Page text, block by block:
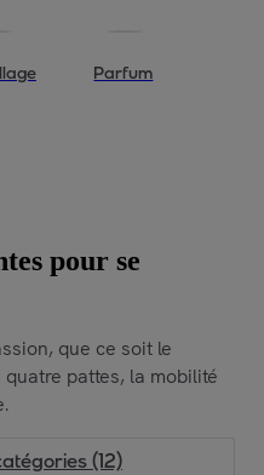
Parfum
pour se
que ce soit le
pattes, la mobilité
(12)